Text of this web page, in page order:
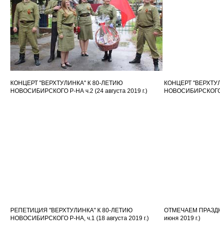
КОНЦЕРТ "ВЕРХТУЛИНКА" К 80-ЛЕТИЮ
НОВОСИБИРСКОГО Р-НА ч.2 (24 августа 2019 г.)
КОНЦЕРТ
НОВОСИБИРСКОГО
РЕПЕТИЦИЯ "ВЕРХТУЛИНКА" К 80-ЛЕТИЮ
НОВОСИБИРСКОГО Р-НА, ч.1 (18 августа 2019 г.)
ОТМЕЧАЕМ
июня 2019 г.)